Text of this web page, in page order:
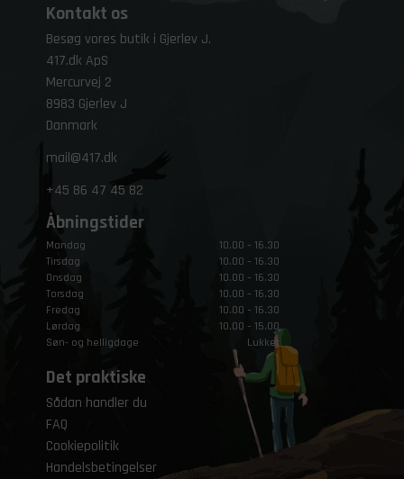
Kontakt os
Besøg vores butik i Gjerlev J.
417.dk ApS
Mercurvej 2
8983 Gjerlev J
Danmark
mail@417.dk
+45 86 47 45 82
Åbningstider
Mandag
10.00 – 16.30
Tirsdag
10.00 – 16.30
Onsdag
10.00 – 16.30
Torsdag
10.00 – 16.30
Fredag
10.00 – 16.30
Lørdag
10.00 – 15.00
Søn- og helligdage
Lukket
Det praktiske
Sådan handler du
FAQ
Cookiepolitik
Handelsbetingelser